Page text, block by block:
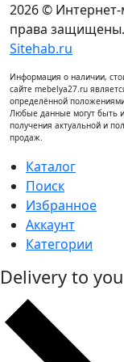
2026 ©
права защищены.
Sitehab.ru
Информация о наличии,
сайте mebelya27.ru
определённой
Любые данные могут быть
получения актуальной и
продаж.
Каталог
Поиск
Избранное
Аккаунт
Категории
Delivery to you